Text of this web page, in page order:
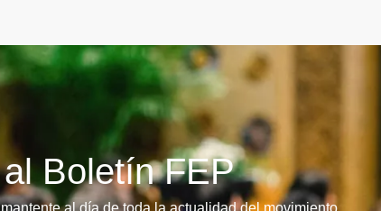
Boletín FEP
al día de toda la actualidad del movimiento